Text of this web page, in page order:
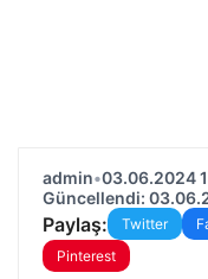
admin•03.06.2024
Güncellendi:
Paylaş: Twitter
Pinterest